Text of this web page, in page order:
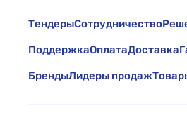
ТендерыСотрудничество
ПоддержкаОплатаДоставка
БрендыЛидеры продаж